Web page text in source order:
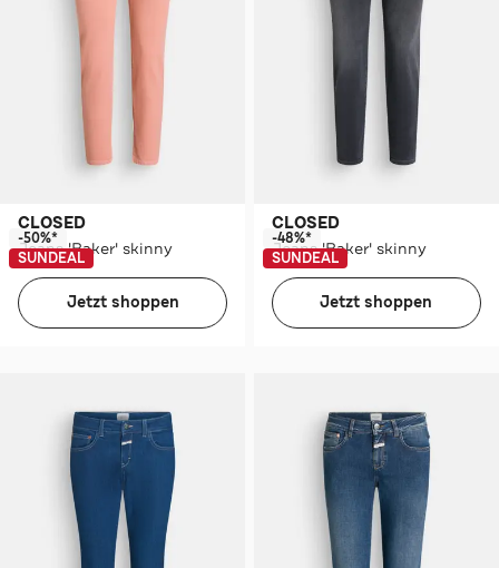
CLOSED
Jeans 'Baker' skinny
-50%*
SUNDEAL
Jetzt shoppen
CLOSED
Jeans 'Baker' skinny
-48%*
SUNDEAL
Jetzt shoppen